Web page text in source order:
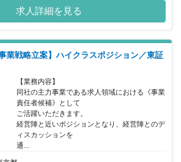
ョンはハイクラス求人となっており、経営視点
の方向性を決定し、推進力を持って実行して頂
ます。 じげんグループのコアメンバーとして事
ートした同社ですが、 企業と個人、じげんに関
来をつくる会社へと成長を遂げ 人生の岐路に立
をアップデートする、 「総合ライフプラットフ
を目指しており、 年々急成長を遂げる同社にて
プが可能となっています。
求人詳細を見る
業戦略立案】ハイクラスポジション／東証
【業務内容】
同社の主力事業である求人領域における《事業
責任者候補》として
ご活躍いただきます。
経営陣と近いポジションとなり、経営陣とのデ
ィスカッションを
通...